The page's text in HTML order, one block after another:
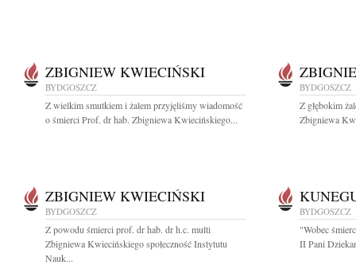
ZBIGNIEW KWIECIŃSKI
BYDGOSZCZ
Z wielkim smutkiem i żalem przyjęliśmy wiadomość
o śmierci Prof. dr hab. Zbigniewa Kwiecińskiego...
BYDGOSZCZ
Z głębokim
Zbigniewa
ZBIGNIEW KWIECIŃSKI
BYDGOSZCZ
Z powodu śmierci prof. dr hab. dr h.c. multi
Zbigniewa Kwiecińskiego społeczność Instytutu
Nauk...
BYDGOSZCZ
"Wobec
II Pani